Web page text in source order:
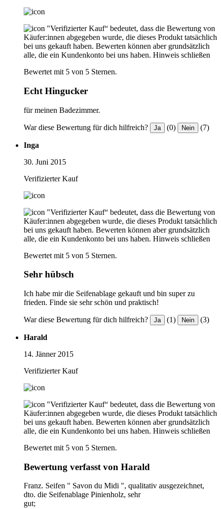
"Verifizierter Kauf“ bedeutet, dass die Bewertung von
Käufer:innen abgegeben wurde, die dieses Produkt tatsächlich
bei uns gekauft haben. Bewerten können aber grundsätzlich
alle, die ein Kundenkonto bei uns haben. Hinweis schließen
Bewertet mit 5 von 5 Sternen.
Echt Hingucker
für meinen Badezimmer.
War diese Bewertung für dich hilfreich? Ja (0) Nein (7)
Inga
30. Juni 2015
Verifizierter Kauf
"Verifizierter Kauf“ bedeutet, dass die Bewertung von
Käufer:innen abgegeben wurde, die dieses Produkt tatsächlich
bei uns gekauft haben. Bewerten können aber grundsätzlich
alle, die ein Kundenkonto bei uns haben. Hinweis schließen
Bewertet mit 5 von 5 Sternen.
Sehr hübsch
Ich habe mir die Seifenablage gekauft und bin super zu
frieden. Finde sie sehr schön und praktisch!
War diese Bewertung für dich hilfreich? Ja (1) Nein (3)
Harald
14. Jänner 2015
Verifizierter Kauf
"Verifizierter Kauf“ bedeutet, dass die Bewertung von
Käufer:innen abgegeben wurde, die dieses Produkt tatsächlich
bei uns gekauft haben. Bewerten können aber grundsätzlich
alle, die ein Kundenkonto bei uns haben. Hinweis schließen
Bewertet mit 5 von 5 Sternen.
Bewertung verfasst von Harald
Franz. Seifen " Savon du Midi ", qualitativ ausgezeichnet,
dto. die Seifenablage Pinienholz, sehr
gut;